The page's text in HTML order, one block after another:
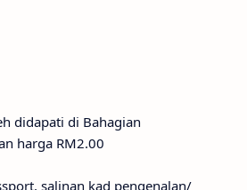
didapati di Bahagian
harga RM2.00
salinan kad pengenalan/